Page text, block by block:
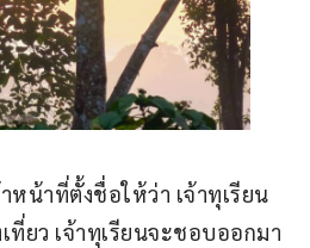
น้าที่ตั้งชื่อให้ว่า เจ้าทุเรียน
ที่ยว เจ้าทุเรียนจะชอบออกมา